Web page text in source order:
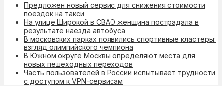
Предложен новый сервис для снижения стоимости
поездок на такси
На улице Широкой в СВАО женщина пострадала в
результате наезда автобуса
В московских парках появились спортивные кластеры:
взгляд олимпийского чемпиона
В Южном округе Москвы определяют места для
новых пешеходных переходов
Часть пользователей в России испытывает трудности
с доступом к VPN-сервисам